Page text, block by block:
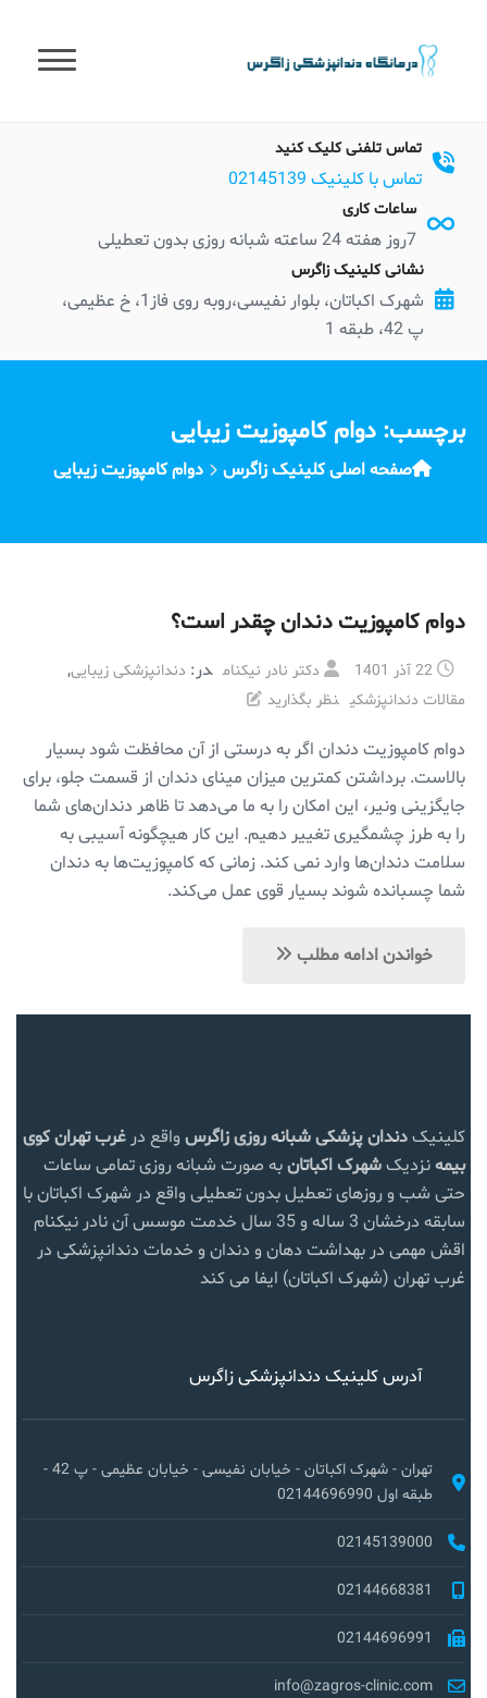
content
تماس تلفنی کلیک کنید
تماس با کلینیک 02145139
ساعات کاری
7روز هفته 24 ساعته شبانه روزی بدون تعطیلی
نشانی کلینیک زاگرس
شهرک اکباتان، بلوار نفیسی،روبه روی فاز1، خ عظیمی،
پ 42، طبقه 1
برچسب: دوام کامپوزیت زیبایی
صفحه اصلی کلینیک زاگرس دوام کامپوزیت زیبایی
دوام کامپوزیت دندان چقدر است؟
22 آذر 1401 دکتر نادر نیکنام در: دندانپزشکی زیبایی,
مقالات دندانپزشکی نظر بگذارید
دوام کامپوزیت دندان اگر به درستی از آن محافظت شود بسیار
بالاست. برداشتن کمترین میزان مینای دندان از قسمت جلو، برای
جایگزینی ونیر، این امکان را به ما می‌دهد تا ظاهر دندان‌های شما
را به طرز چشمگیری تغییر دهیم. این کار هیچگونه آسیبی به
سلامت دندان‌ها وارد نمی کند. زمانی که کامپوزیت‌ها به دندان
شما چسبانده ‌شوند بسیار قوی عمل می‌کند.
خواندن ادامه مطلب
کلینیکدندان پزشکی شبانه روزی زاگرس واقع در غرب تهرانکوی
بیمهنزدیکشهرک اکباتانبه صورت شبانه روزی تمامی ساعات
حتی شب و روزهای تعطیل بدون تعطیلی واقع در شهرک اکباتان با
سابقه درخشان 3 ساله و 35 سال خدمت موسس آن نادر نیکنام
اقش مهمی در بهداشت دهان و دندان و خدمات دندانپزشکی در
غرب تهران (شهرک اکباتان) ایفا می کند
آدرس کلینیک دندانپزشکی زاگرس
تهران - شهرک اکباتان - خیابان نفیسی - خیابان عظیمی - پ 42 -
طبقه اول 02144696990
02145139000
02144668381
02144696991
info@zagros-clinic.com